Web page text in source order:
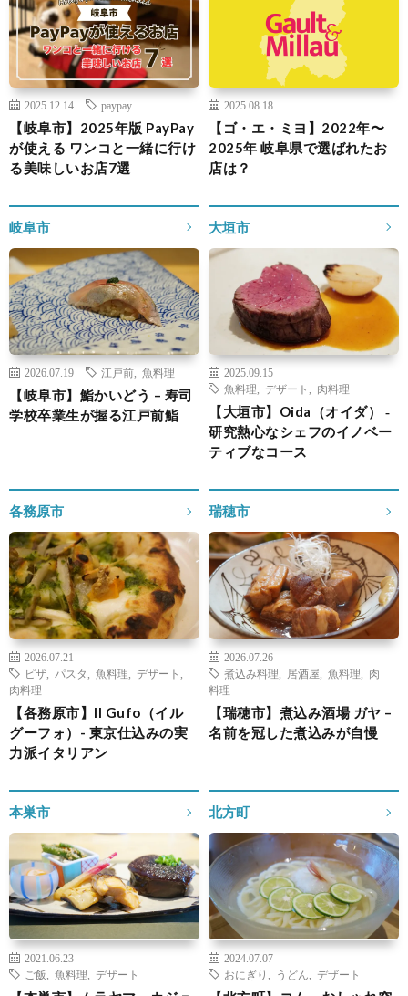
2025.12.14 paypay
【岐阜市】2025年版 PayPay
が使える ワンコと一緒に行け
る美味しいお店7選
2025.08.18
【ゴ・エ・ミヨ】2022年〜
2025年 岐阜県で選ばれたお
店は？
岐阜市
2026.07.19 江戸前 魚料理
【岐阜市】鮨かいどう – 寿司
学校卒業生が握る江戸前鮨
大垣市
2025.09.15
魚料理
デザート 肉料理
【大垣市】Oida（オイダ） ‐
研究熱心なシェフのイノベー
ティブなコース
各務原市
2026.07.21
ピザ
パスタ 魚料理 デザート
肉料理
【各務原市】Il Gufo（イル
グーフォ）- 東京仕込みの実
力派イタリアン
瑞穂市
2026.07.26
煮込み料理
居酒屋 魚料理
肉
料理
【瑞穂市】煮込み酒場 ガヤ –
名前を冠した煮込みが自慢
本巣市
2021.06.23
ご飯
魚料理 デザート
北方町
2024.07.07
おにぎり
うどん デザート